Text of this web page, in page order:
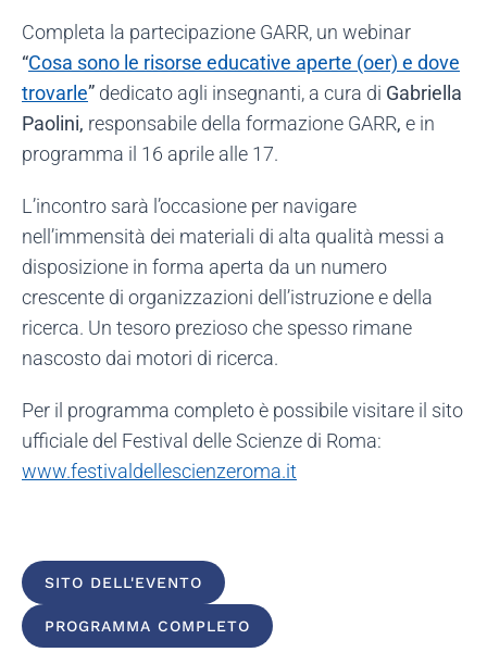
Completa la partecipazione GARR, un webinar
“Cosa sono le risorse educative aperte (oer) e dove
trovarle” dedicato agli insegnanti, a cura di Gabriella
Paolini, responsabile della formazione GARR, e in
programma il 16 aprile alle 17.
L’incontro sarà l’occasione per navigare
nell’immensità dei materiali di alta qualità messi a
disposizione in forma aperta da un numero
crescente di organizzazioni dell’istruzione e della
ricerca. Un tesoro prezioso che spesso rimane
nascosto dai motori di ricerca.
Per il programma completo è possibile visitare il sito
ufficiale del Festival delle Scienze di Roma:
www.festivaldellescienzeroma.it
SITO DELL'EVENTO
PROGRAMMA COMPLETO